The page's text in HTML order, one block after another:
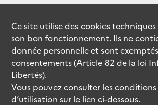
Ce site utilise descookiestechniques
son bon fonctionnement. Ils ne
donnée personnelle et sont
consentements (Article 82 de la loi
Libertés).
Vous pouvez consulter les conditions
d’utilisation sur le lien ci-dessous.